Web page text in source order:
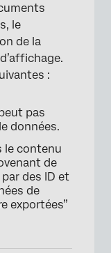
le
de la
:
pas
données.
le contenu
de
des ID et
de
exportées”